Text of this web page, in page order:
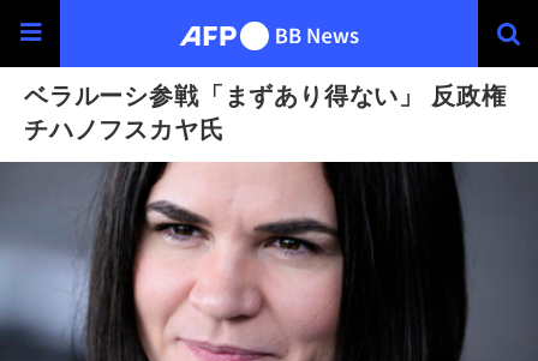
ベラルーシ参戦「まずあり得ない」 反政権
チハノフスカヤ氏